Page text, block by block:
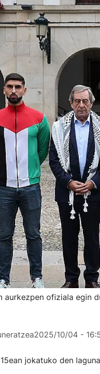
aurkezpen ofiziala egin
2025/10/04 -
jokatuko den